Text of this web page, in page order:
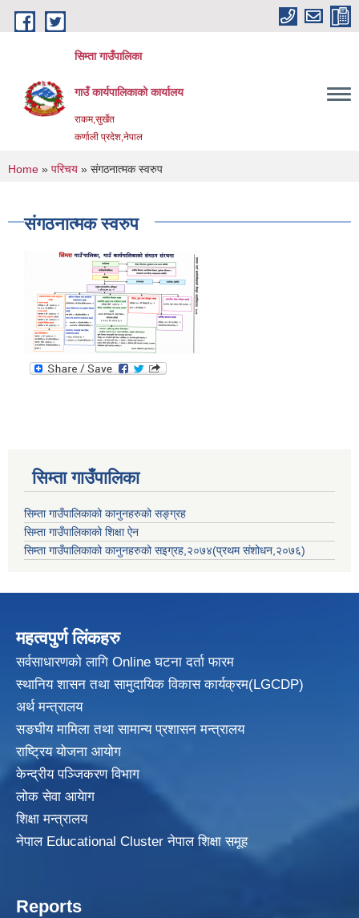
Skip to main content
सिम्ता गाउँपालिका
गाउँ कार्यपालिकाको कार्यालय
राकम,सुर्खेत
कर्णाली प्रदेश,नेपाल
You are here
Home » परिचय » संगठनात्मक स्वरुप
संगठनात्मक स्वरुप
सिम्ता गाउँपालिका
सिम्ता गाउँपालिकाको कानुनहरुको सङ्ग्रह
सिम्ता गाउँपालिकाको शिक्षा ऐन
सिम्ता गाउँपालिकाको कानुनहरुको सइग्रह,२०७४(प्रथम संशोधन,२०७६)
महत्वपुर्ण लिंकहरु
सर्वसाधारणको लागि Online घटना दर्ता फारम
स्थानिय शासन तथा सामुदायिक विकासकार्यक्रम(LGCDP)
अर्थ मन्त्रालय
सङघीय मामिला तथा सामान्य प्रशासन मन्त्रालय
राष्ट्रिय योजना आयोग
केन्द्रीय पञ्जिकरण विभाग
लोक सेवा आयेाग
शिक्षा मन्त्रालय
नेपाल Educational Cluster नेपाल शिक्षा समूह
Reports